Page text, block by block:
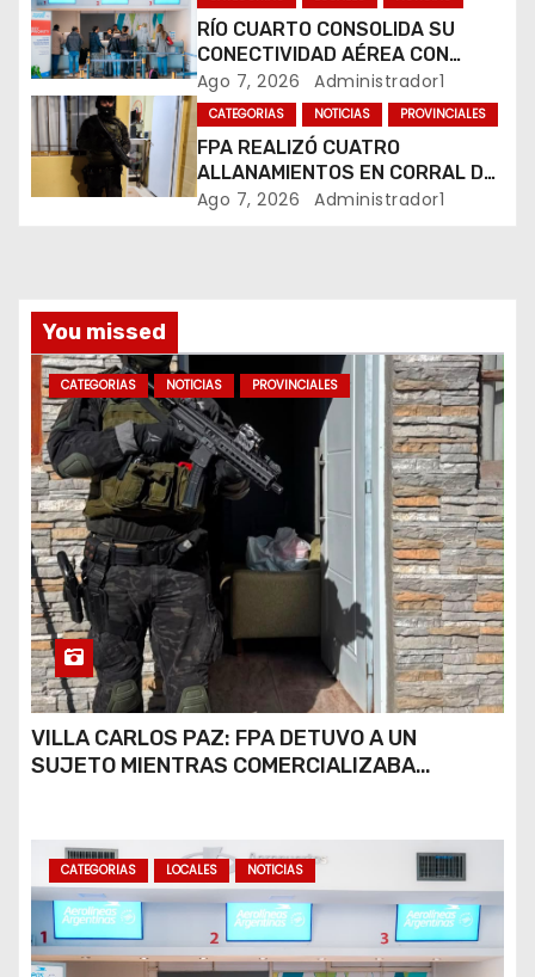
t
r
a
d
RÍO CUARTO CONSOLIDA SU
CONECTIVIDAD AÉREA CON
CUATRO VUELOS SEMANALES A
BUENOS AIRES
Ago 7, 2026 Administrador1
CATEGORIAS NOTICIAS PROVINCIALES
FPA REALIZÓ CUATRO
ALLANAMIENTOS EN CORRAL DE
BUSTOS-IFFLINGER
Ago 7, 2026 Administrador1
You missed
CATEGORIAS NOTICIAS PROVINCIALES
VILLA CARLOS PAZ: FPA DETUVO A UN
SUJETO MIENTRAS COMERCIALIZABA
CATEGORIAS LOCALES NOTICIAS